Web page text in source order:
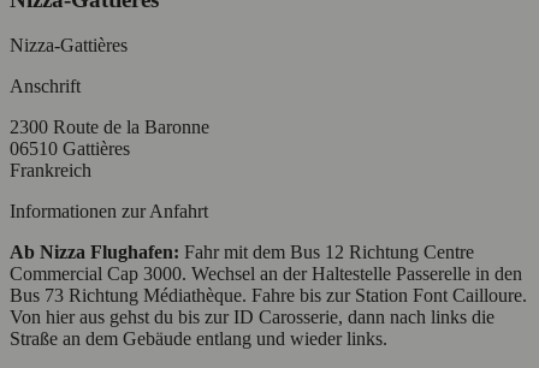
Nizza-Gattières
Anschrift
2300 Route de la Baronne
06510 Gattières
Frankreich
Informationen zur Anfahrt
Ab Nizza Flughafen: Fahr mit dem Bus 12 Richtung Centre
Commercial Cap 3000. Wechsel an der Haltestelle Passerelle in den
Bus 73 Richtung Médiathèque. Fahre bis zur Station Font Cailloure.
Von hier aus gehst du bis zur ID Carosserie, dann nach links die
Straße an dem Gebäude entlang und wieder links.